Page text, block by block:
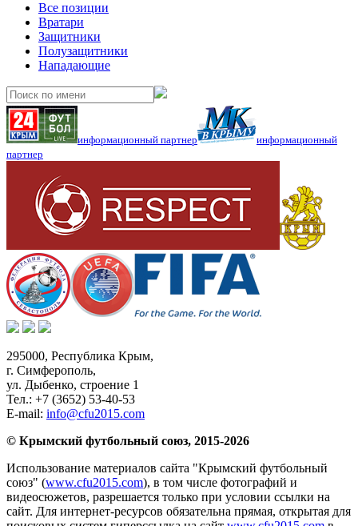
Все позиции
Вратари
Защитники
Полузащитники
Нападающие
информационный партнер
информационный
партнер
295000, Республика Крым,
г. Симферополь,
ул. Дыбенко, строение 1
Тел.: +7 (3652) 53-40-53
E-mail: info@cfu2015.com
© Крымский футбольный союз, 2015-2026
Использование материалов сайта "Крымский футбольный
союз" (www.cfu2015.com), в том числе фотографий и
видеосюжетов, разрешается только при условии ссылки на
сайт. Для интернет-ресурсов обязательна прямая, открытая для